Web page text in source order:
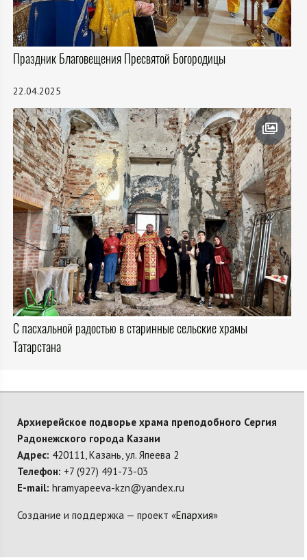
Праздник Благовещения Пресвятой Богородицы
22.04.2025
С пасхальной радостью в старинные сельские храмы
Татарстана
Архиерейское подворье храма преподобного Сергия
Радонежского города Казани
Адрес: 420111, Казань, ул. Япеева 2
Телефон: +7 (927) 491-73-03
E-mail: hramyapeeva-kzn@yandex.ru
Создание и поддержка — проект «Епархия»